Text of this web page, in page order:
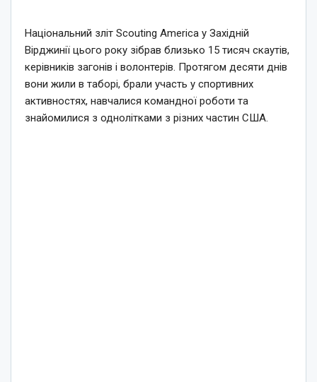
Національний зліт Scouting America у Західній
Вірджинії цього року зібрав близько 15 тисяч скаутів,
керівників загонів і волонтерів. Протягом десяти днів
вони жили в таборі, брали участь у спортивних
активностях, навчалися командної роботи та
знайомилися з однолітками з різних частин США.